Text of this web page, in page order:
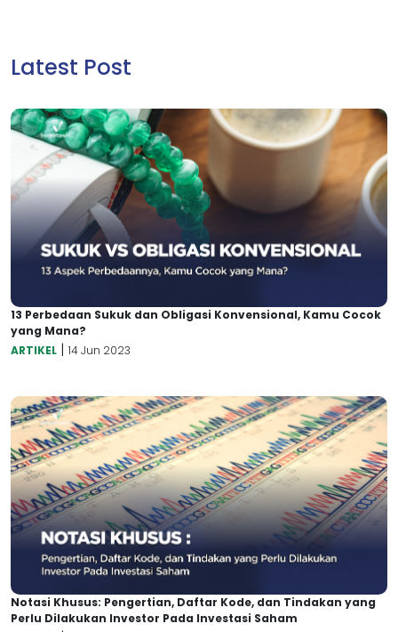
Latest Post
13 Perbedaan Sukuk dan Obligasi Konvensional, Kamu Cocok
yang Mana?
ARTIKEL | 14 Jun 2023
Notasi Khusus: Pengertian, Daftar Kode, dan Tindakan yang
Perlu Dilakukan Investor Pada Investasi Saham